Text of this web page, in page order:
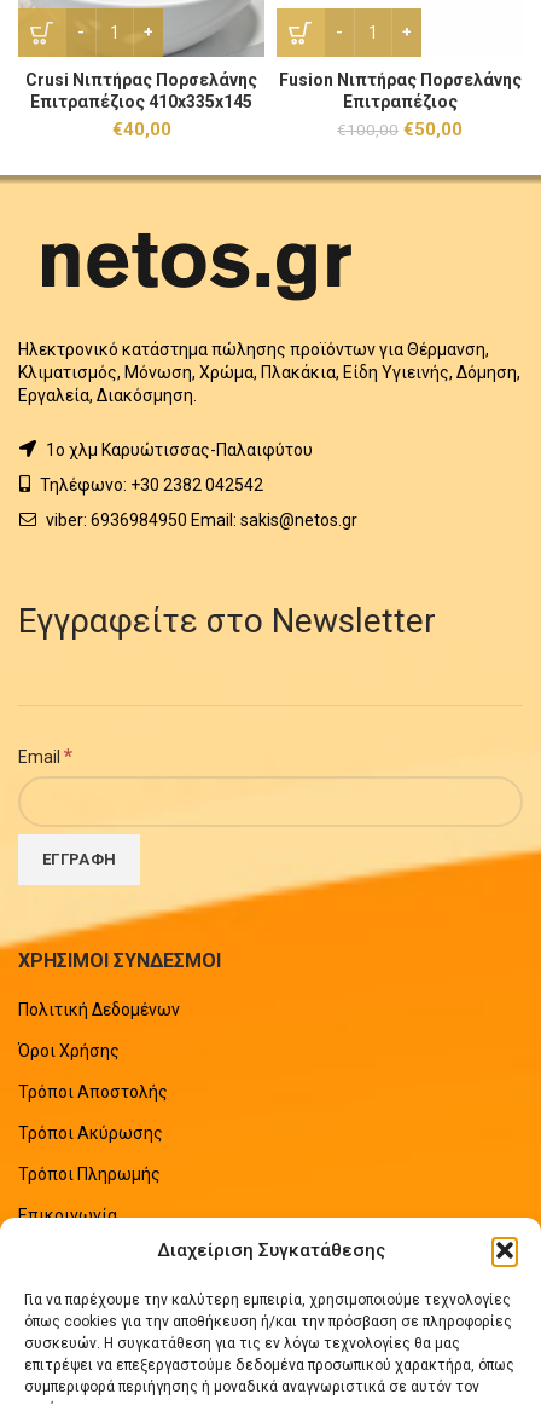
Διαχείριση Συγκατάθεσης
Για να παρέχουμε την καλύτερη εμπειρία, χρησιμοποιούμε τεχνολογίες
όπως cookies για την αποθήκευση ή/και την πρόσβαση σε πληροφορίες
συσκευών. Η συγκατάθεση για τις εν λόγω τεχνολογίες θα μας
επιτρέψει να επεξεργαστούμε δεδομένα προσωπικού χαρακτήρα, όπως
συμπεριφορά περιήγησης ή μοναδικά αναγνωριστικά σε αυτόν τον
Crusi Nιπτήρας Πορσελάνης Επιτραπέζιος 410x335x145
Crusi Nιπτήρας Πορσελάνης
Επιτραπέζιος 410x335x145
€40,00
Fusion Νιπτήρας Πορσελάνης
Επιτραπέζιος
47.5×36.5×12.5cm
€100,00 Original
was:
€50,00
τιμή
Ηλεκτρονικό κατάστημα πώλησης προϊόντων για Θέρμανση,
Κλιματισμός, Μόνωση, Χρώμα, Πλακάκια, Είδη Υγιεινής, Δόμηση,
Εργαλεία, Διακόσμηση.
1o χλμ Καρυώτισσας-Παλαιφύτου
Τηλέφωνο: +30 2382 042542
viber: 6936984950 Email: sakis@netos.gr
Εγγραφείτε στο Newsletter
Email *
ΧΡΗΣΙΜΟΙ ΣΥΝΔΕΣΜΟΙ
Πολιτική Δεδομένων
Όροι Χρήσης
Τρόποι Αποστολής
Τρόποι Ακύρωσης
Τρόποι Πληρωμής
Επικοινωνία
ΠΡΟΣΦΑΤΑ ΑΡΘΡΑ
Οδηγός Εξοικονόμησης Ενέργειας
No Comments